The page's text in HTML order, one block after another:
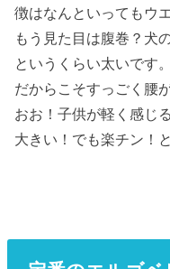
徴はなんといってもウ
もう見た目は腹巻？犬
というくらい太いです。
だからこそすっごく腰
おお！子供が軽く感じる
大きい！でも楽チン！